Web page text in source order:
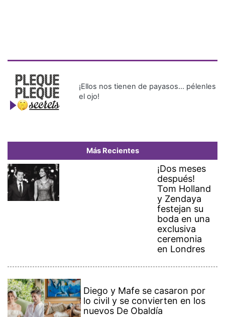
¡Ellos nos tienen de payasos… pélenles
el ojo!
Más Recientes
¡Dos meses
después!
Tom Holland
y Zendaya
festejan su
boda en una
exclusiva
ceremonia
en Londres
Diego y Mafe se casaron por
lo civil y se convierten en los
nuevos De Obaldía